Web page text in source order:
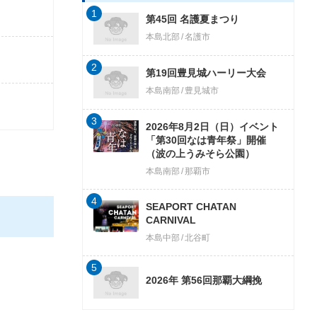
第45回 名護夏まつり
本島北部 名護市
1
第19回豊見城ハーリー大会
本島南部 豊見城市
2
2026年8月2日（日）イベント
「第30回なは青年祭」開催
（波の上うみそら公園）
本島南部 那覇市
3
SEAPORT CHATAN
CARNIVAL
本島中部 北谷町
4
2026年 第56回那覇大綱挽
5